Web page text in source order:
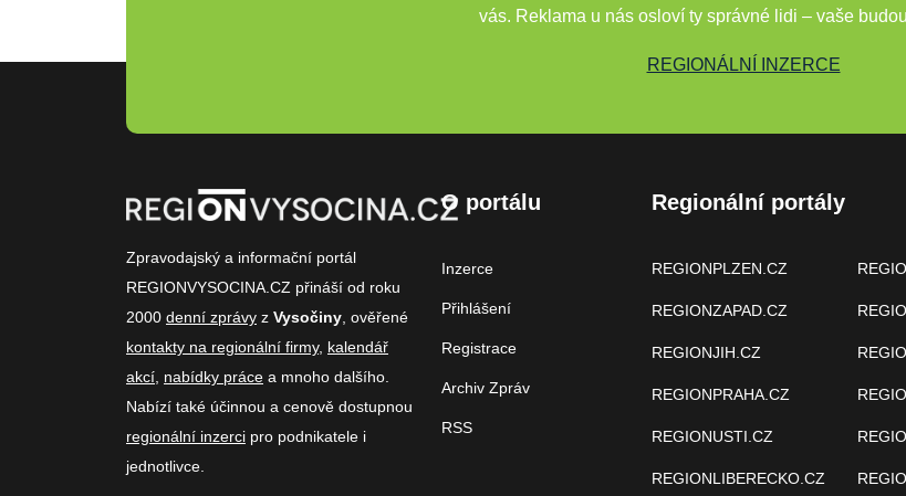
vás. Reklama u nás osloví ty správné lidi – vaše
REGIONÁLNÍ INZERCE
Zpravodajský a informační portál
REGIONVYSOCINA.CZ přináší od roku
2000 denní zprávy z Vysočiny, ověřené
kontakty na regionální firmy, kalendář
akcí, nabídky práce a mnoho dalšího.
Nabízí také účinnou a cenově dostupnou
regionální inzerci pro podnikatele i
jednotlivce.
O portálu
Inzerce
Přihlášení
Registrace
Archiv Zpráv
RSS
Regionální portály
REGIONPLZEN.CZ
REGIONZAPAD.CZ
REGIONJIH.CZ
REGIONPRAHA.CZ
REGIONUSTI.CZ
REGIONLIBERECKO.CZ